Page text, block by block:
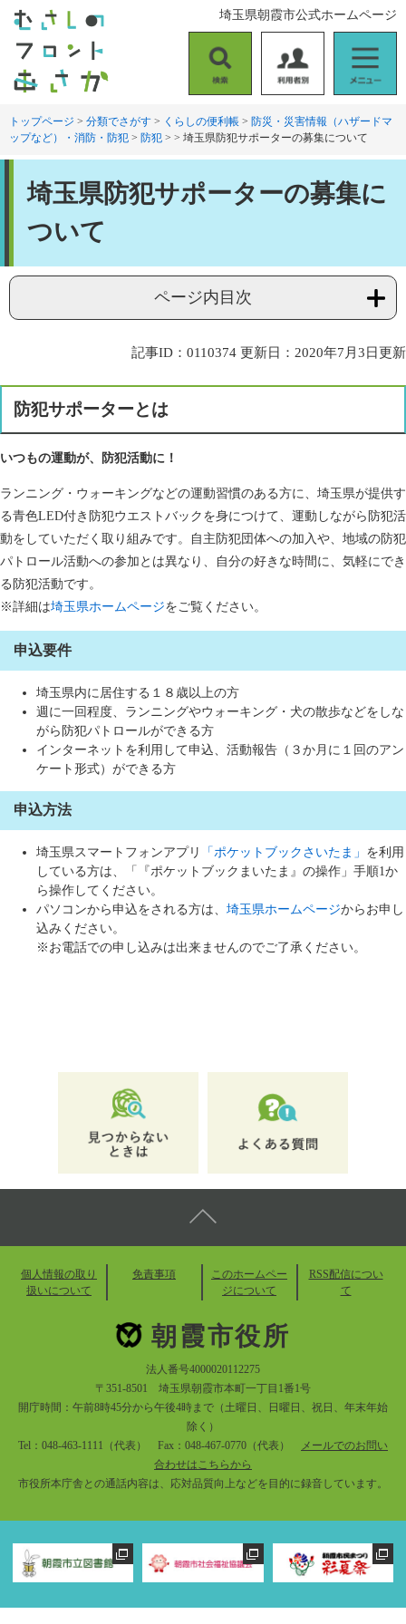
す
。
し
て
索
用
者
別
ニ
ュ
ー
埼玉県朝霞市公式ホームページ
トップページ > 分類でさがす > くらしの便利帳 > 防災・災害情報（ハザードマ
ップなど）・消防・防犯 > 防犯 > > 埼玉県防犯サポーターの募集について
埼玉県防犯サポーターの募集に
ついて
ページ内目次
記事ID：0110374 更新日：2020年7月3日更新
防犯サポーターとは
いつもの運動が、防犯活動に！
ランニング・ウォーキングなどの運動習慣のある方に、埼玉県が提供す
る青色LED付き防犯ウエストバックを身につけて、運動しながら防犯活
動をしていただく取り組みです。自主防犯団体への加入や、地域の防犯
パトロール活動への参加とは異なり、自分の好きな時間に、気軽にでき
る防犯活動です。
※詳細は埼玉県ホームページをご覧ください。
申込要件
埼玉県内に居住する１８歳以上の方
週に一回程度、ランニングやウォーキング・犬の散歩などをしな
がら防犯パトロールができる方
インターネットを利用して申込、活動報告（３か月に１回のアン
ケート形式）ができる方
申込方法
埼玉県スマートフォンアプリ 「ポケットブックさいたま」 を利用
している方は、「『ポケットブックまいたま』の操作」手順1か
ら操作してください。
パソコンから申込をされる方は、 埼玉県ホームページからお申し
込みください。
※お電話での申し込みは出来ませんのでご了承ください。
個人情報の取り
扱いについて
免責事項
このホームペー
ジについて
RSS配信につい
て
朝霞市役所
法人番号4000020112275
〒351-8501 埼玉県朝霞市本町一丁目1番1号
開庁時間：午前8時45分から午後4時まで（土曜日、日曜日、祝日、年末年始
除く）
Tel：048-463-1111（代表） Fax：048-467-0770（代表）
メールでのお問い
合わせはこちらから
市役所本庁舎との通話内容は、応対品質向上などを目的に録音しています。